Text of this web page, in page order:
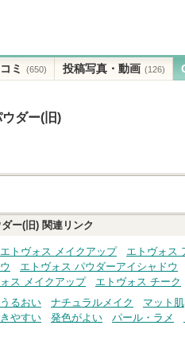
ミ (650) 投稿写真・動画 (126)
ダー(旧)
ー(旧) 関連リンク
エトヴォス メイクアップ エトヴォス
ウ
エトヴォス パウダーアイシャドウ
ォス メイクアップ
エトヴォス チーク
うるおい ナチュラルメイク マット肌
きやすい
発色がよい パール・ラメ